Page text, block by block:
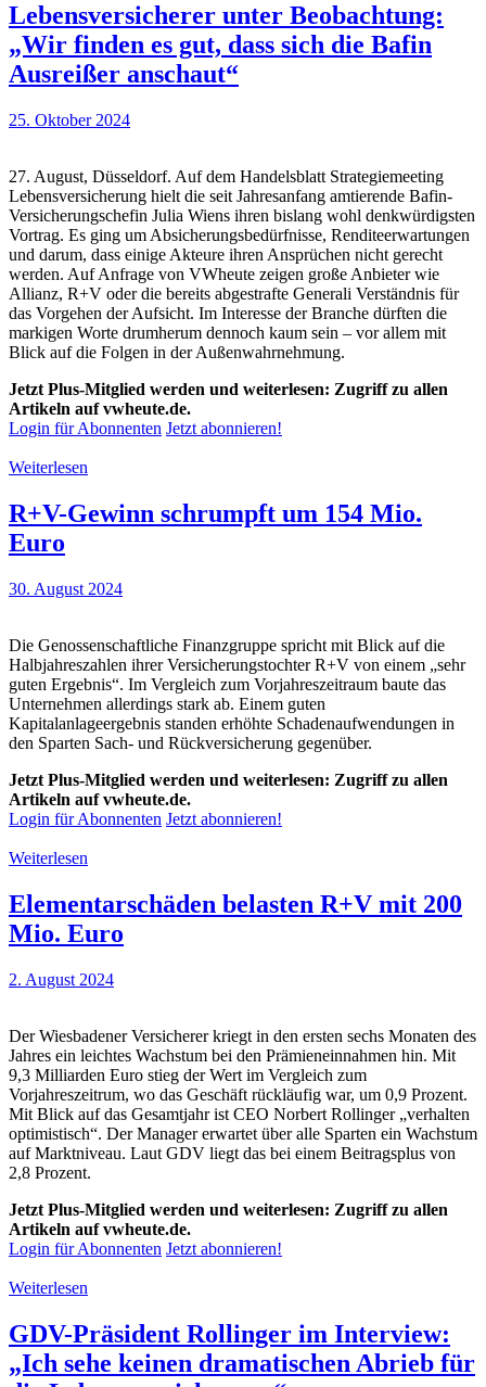
Lebensversicherer unter Beobachtung:
„Wir finden es gut, dass sich die Bafin
Ausreißer anschaut“
25. Oktober 2024
27. August, Düsseldorf. Auf dem Handelsblatt Strategiemeeting
Lebensversicherung hielt die seit Jahresanfang amtierende Bafin-
Versicherungschefin Julia Wiens ihren bislang wohl denkwürdigsten
Vortrag. Es ging um Absicherungsbedürfnisse, Renditeerwartungen
und darum, dass einige Akteure ihren Ansprüchen nicht gerecht
werden. Auf Anfrage von VWheute zeigen große Anbieter wie
Allianz, R+V oder die bereits abgestrafte Generali Verständnis für
das Vorgehen der Aufsicht. Im Interesse der Branche dürften die
markigen Worte drumherum dennoch kaum sein – vor allem mit
Blick auf die Folgen in der Außenwahrnehmung.
Jetzt Plus-Mitglied werden und weiterlesen: Zugriff zu allen
Artikeln auf vwheute.de.
Login für Abonnenten Jetzt abonnieren!
Weiterlesen
R+V-Gewinn schrumpft um 154 Mio.
Euro
30. August 2024
Die Genossenschaftliche Finanzgruppe spricht mit Blick auf die
Halbjahreszahlen ihrer Versicherungstochter R+V von einem „sehr
guten Ergebnis“. Im Vergleich zum Vorjahreszeitraum baute das
Unternehmen allerdings stark ab. Einem guten
Kapitalanlageergebnis standen erhöhte Schadenaufwendungen in
den Sparten Sach- und Rückversicherung gegenüber.
Jetzt Plus-Mitglied werden und weiterlesen: Zugriff zu allen
Artikeln auf vwheute.de.
Login für Abonnenten Jetzt abonnieren!
Weiterlesen
Elementarschäden belasten R+V mit 200
Mio. Euro
2. August 2024
Der Wiesbadener Versicherer kriegt in den ersten sechs Monaten des
Jahres ein leichtes Wachstum bei den Prämieneinnahmen hin. Mit
9,3 Milliarden Euro stieg der Wert im Vergleich zum
Vorjahreszeitrum, wo das Geschäft rückläufig war, um 0,9 Prozent.
Mit Blick auf das Gesamtjahr ist CEO Norbert Rollinger „verhalten
optimistisch“. Der Manager erwartet über alle Sparten ein Wachstum
auf Marktniveau. Laut GDV liegt das bei einem Beitragsplus von
2,8 Prozent.
Jetzt Plus-Mitglied werden und weiterlesen: Zugriff zu allen
Artikeln auf vwheute.de.
Login für Abonnenten Jetzt abonnieren!
Weiterlesen
GDV-Präsident Rollinger im Interview:
„Ich sehe keinen dramatischen Abrieb für